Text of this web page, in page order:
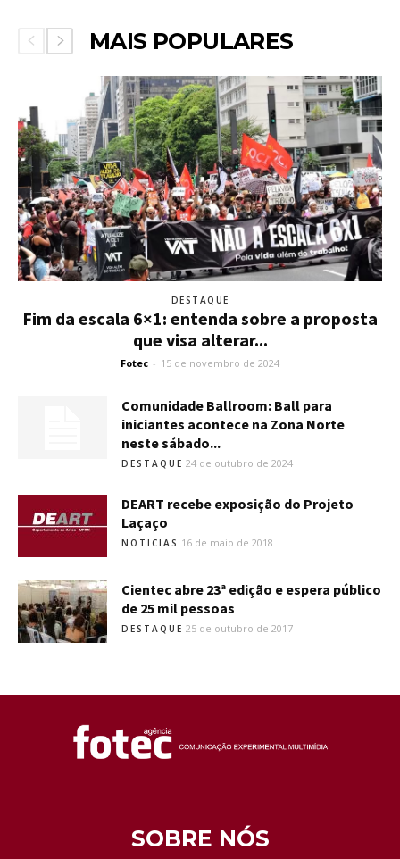
MAIS POPULARES
DESTAQUE
Fim da escala 6×1: entenda sobre a proposta
que visa alterar...
Fotec - 15 de novembro de 2024
Comunidade Ballroom: Ball para
iniciantes acontece na Zona Norte
neste sábado...
DESTAQUE 24 de outubro de 2024
DEART recebe exposição do Projeto
Laçaço
NOTICIAS 16 de maio de 2018
Cientec abre 23ª edição e espera público
de 25 mil pessoas
DESTAQUE 25 de outubro de 2017
SOBRE NÓS